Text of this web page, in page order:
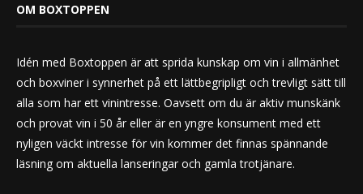
OM BOXTOPPEN
Idén med Boxtoppen är att sprida kunskap om vin i allmänhet
och boxviner i synnerhet på ett lättbegripligt och trevligt sätt till
alla som har ett vinintresse. Oavsett om du är aktiv munskänk
och provat vin i 50 år eller är en yngre konsument med ett
nyligen väckt intresse för vin kommer det finnas spännande
läsning om aktuella lanseringar och gamla trotjänare.